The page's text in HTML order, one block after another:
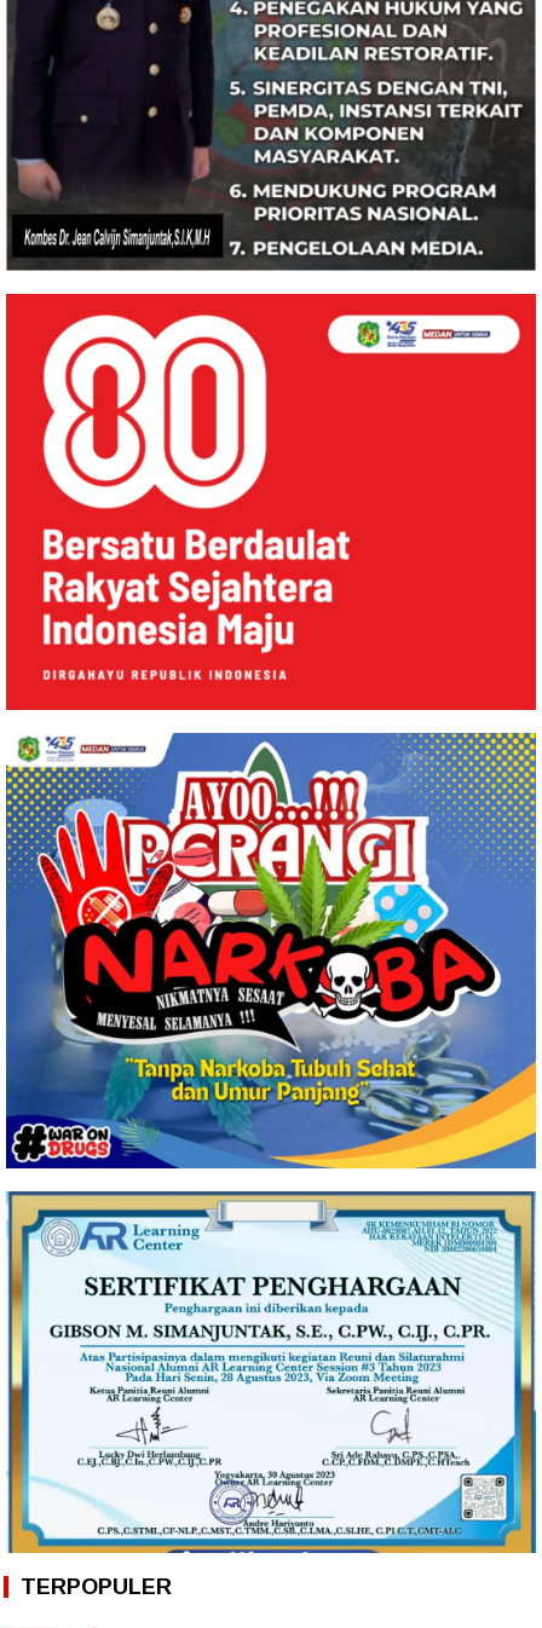
TERPOPULER